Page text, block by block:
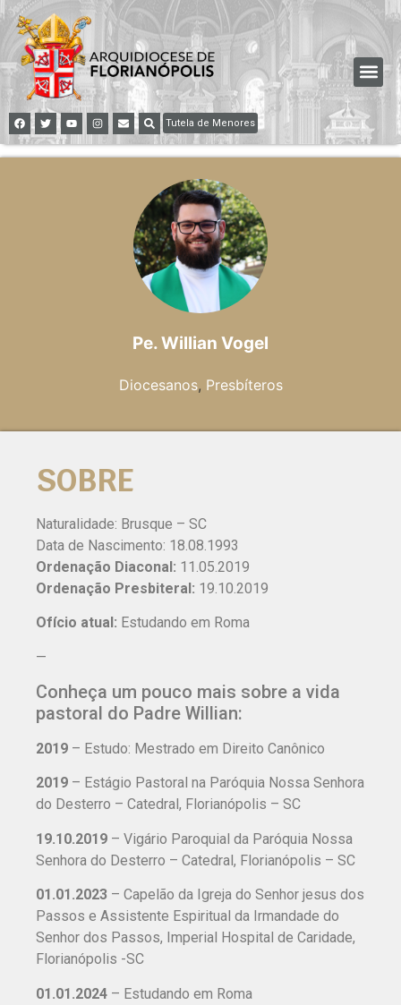
Tutela de Menores
Pe. Willian Vogel
Diocesanos, Presbíteros
SOBRE
Naturalidade: Brusque – SC
Data de Nascimento: 18.08.1993
Ordenação Diaconal: 11.05.2019
Ordenação Presbiteral: 19.10.2019
Ofício atual: Estudando em Roma
—
Conheça um pouco mais sobre a vida
pastoral do Padre Willian:
2019 – Estudo: Mestrado em Direito Canônico
2019 – Estágio Pastoral na Paróquia Nossa Senhora
do Desterro – Catedral, Florianópolis – SC
19.10.2019 – Vigário Paroquial da Paróquia Nossa
Senhora do Desterro – Catedral, Florianópolis – SC
01.01.2023 – Capelão da Igreja do Senhor jesus dos
Passos e Assistente Espiritual da Irmandade do
Senhor dos Passos, Imperial Hospital de Caridade,
Florianópolis -SC
01.01.2024 – Estudando em Roma